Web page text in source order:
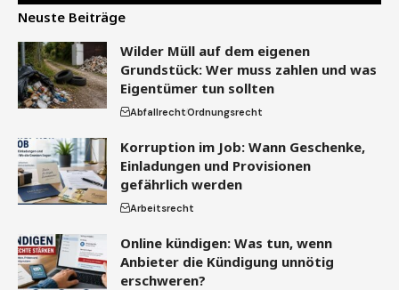
Neuste Beiträge
Wilder Müll auf dem eigenen
Grundstück: Wer muss zahlen und was
Eigentümer tun sollten
AbfallrechtOrdnungsrecht
Korruption im Job: Wann Geschenke,
Einladungen und Provisionen
gefährlich werden
Arbeitsrecht
Online kündigen: Was tun, wenn
Anbieter die Kündigung unnötig
erschweren?